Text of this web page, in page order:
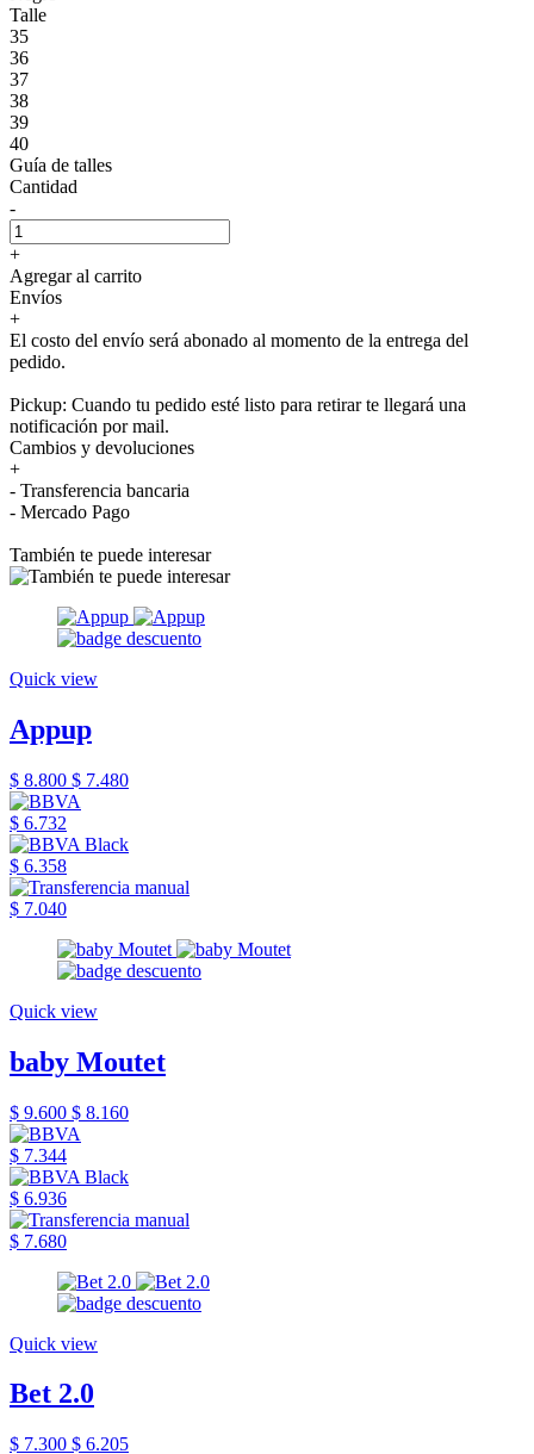
Talle
35
36
37
38
39
40
Guía de talles
Cantidad
-
+
Agregar al carrito
Envíos
+
El costo del envío será abonado al momento de la entrega del
pedido.
Pickup: Cuando tu pedido esté listo para retirar te llegará una
notificación por mail.
Cambios y devoluciones
+
- Transferencia bancaria
- Mercado Pago
También te puede interesar
Quick view
Appup
$ 8.800 $ 7.480
$ 6.732
$ 6.358
$ 7.040
Quick view
baby Moutet
$ 9.600 $ 8.160
$ 7.344
$ 6.936
$ 7.680
Quick view
Bet 2.0
$ 7.300 $ 6.205